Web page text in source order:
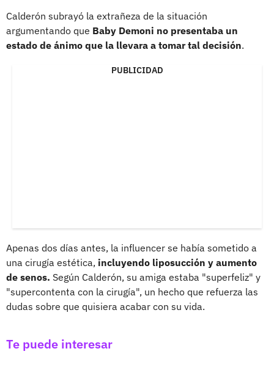
Calderón subrayó la extrañeza de la situación
argumentando que Baby Demoni no presentaba un
estado de ánimo que la llevara a tomar tal decisión.
PUBLICIDAD
Apenas dos días antes, la influencer se había sometido a
una cirugía estética, incluyendo liposucción y aumento
de senos. Según Calderón, su amiga estaba "superfeliz" y
"supercontenta con la cirugía", un hecho que refuerza las
dudas sobre que quisiera acabar con su vida.
Te puede interesar